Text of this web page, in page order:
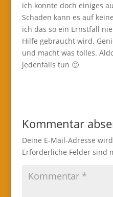
ich konnte doch einiges
Schaden kann es auf
ich das so ein Ernstfall
Hilfe gebraucht wird.
und macht was tolles.
jedenfalls tun 🙂
Kommentar
Deine E-Mail-Adresse
Erforderliche Felder sind